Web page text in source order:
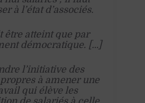
à l’état d’associés.
être atteint que par
démocratique. […]
l’initiative des
à amener une
qui élève les